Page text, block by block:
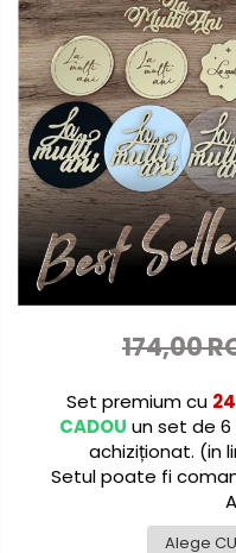
Globuri personalizate
Decoratiuni Craciun
Pachete cadou Craciun
Paste
Decoratiuni Paste
Valentines Day
Cadouri indragostiti
1-8 Martie
174,00
Set premium cu 24
CADOU un set de
achiziționat. (in
Setul poate fi